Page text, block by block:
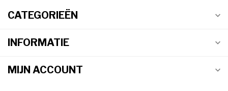
CATEGORIEËN
INFORMATIE
MIJN ACCOUNT